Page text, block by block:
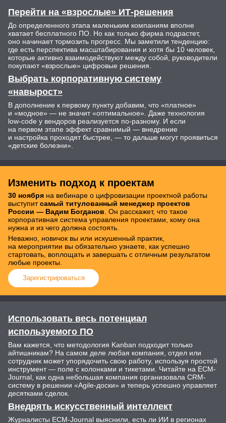
Перейти на «взрослые» ИТ-решения
До определенного этапа маленьким компаниям вполне
хватает бесплатного ПО. Но как только фирма подрастет,
оно начинает тормозить прогресс. Мы заметили тенденцию:
где есть перспектива масштабирования и хотя бы 10 человек,
которые активно взаимодействуют между собой, руководители
покупают «взрослые» цифровые решения.
Выбрать корпоративную систему
«навырост»
В дополнение к первому пункту добавим, что «платное»
и «модное» — не значит «оптимальное». Даже технология
low-code у вендоров реализуется по-разному. И если
на первом этапе эффект сравнимый — внедрение
и настройка проходят быстрее, — то дальше могут проявиться
«детские болезни».
Изменить подход к проектам
30 ноября на вебинаре о цифровизации проектной работы
выступитсамый титулованный менеджер проектов
России — Вадим Богданов . Он расскажет, что такое
корпоративная система управления проектами, кому она
нужна и из чего должна состоять.
Неважно, новичок вы или искушенный практик,
на мероприятии вы обязательно узнаете, как успешно
стартовать, воплощать и завершать с отличным результатом
любые проекты.
Зарегистрироваться
Использовать весь потенциал
используемого ПО
Вам кажется, что методология Kanban подходит только
айтишникам? На самом деле любая компания, отдел или
сотрудник может упорядочить свою работу, используя простой
инструмент — поле с колонками и тикетами. Читайте на ECM-
Journal, как одна небольшая компания организовала CRM-
систему в решении «Agile-доски» и теперь успешно управляет
десятками сделок.
Внедрять искусственный интеллект
Журналисты ECM-Journal выяснили, есть ли ИИ в регионах